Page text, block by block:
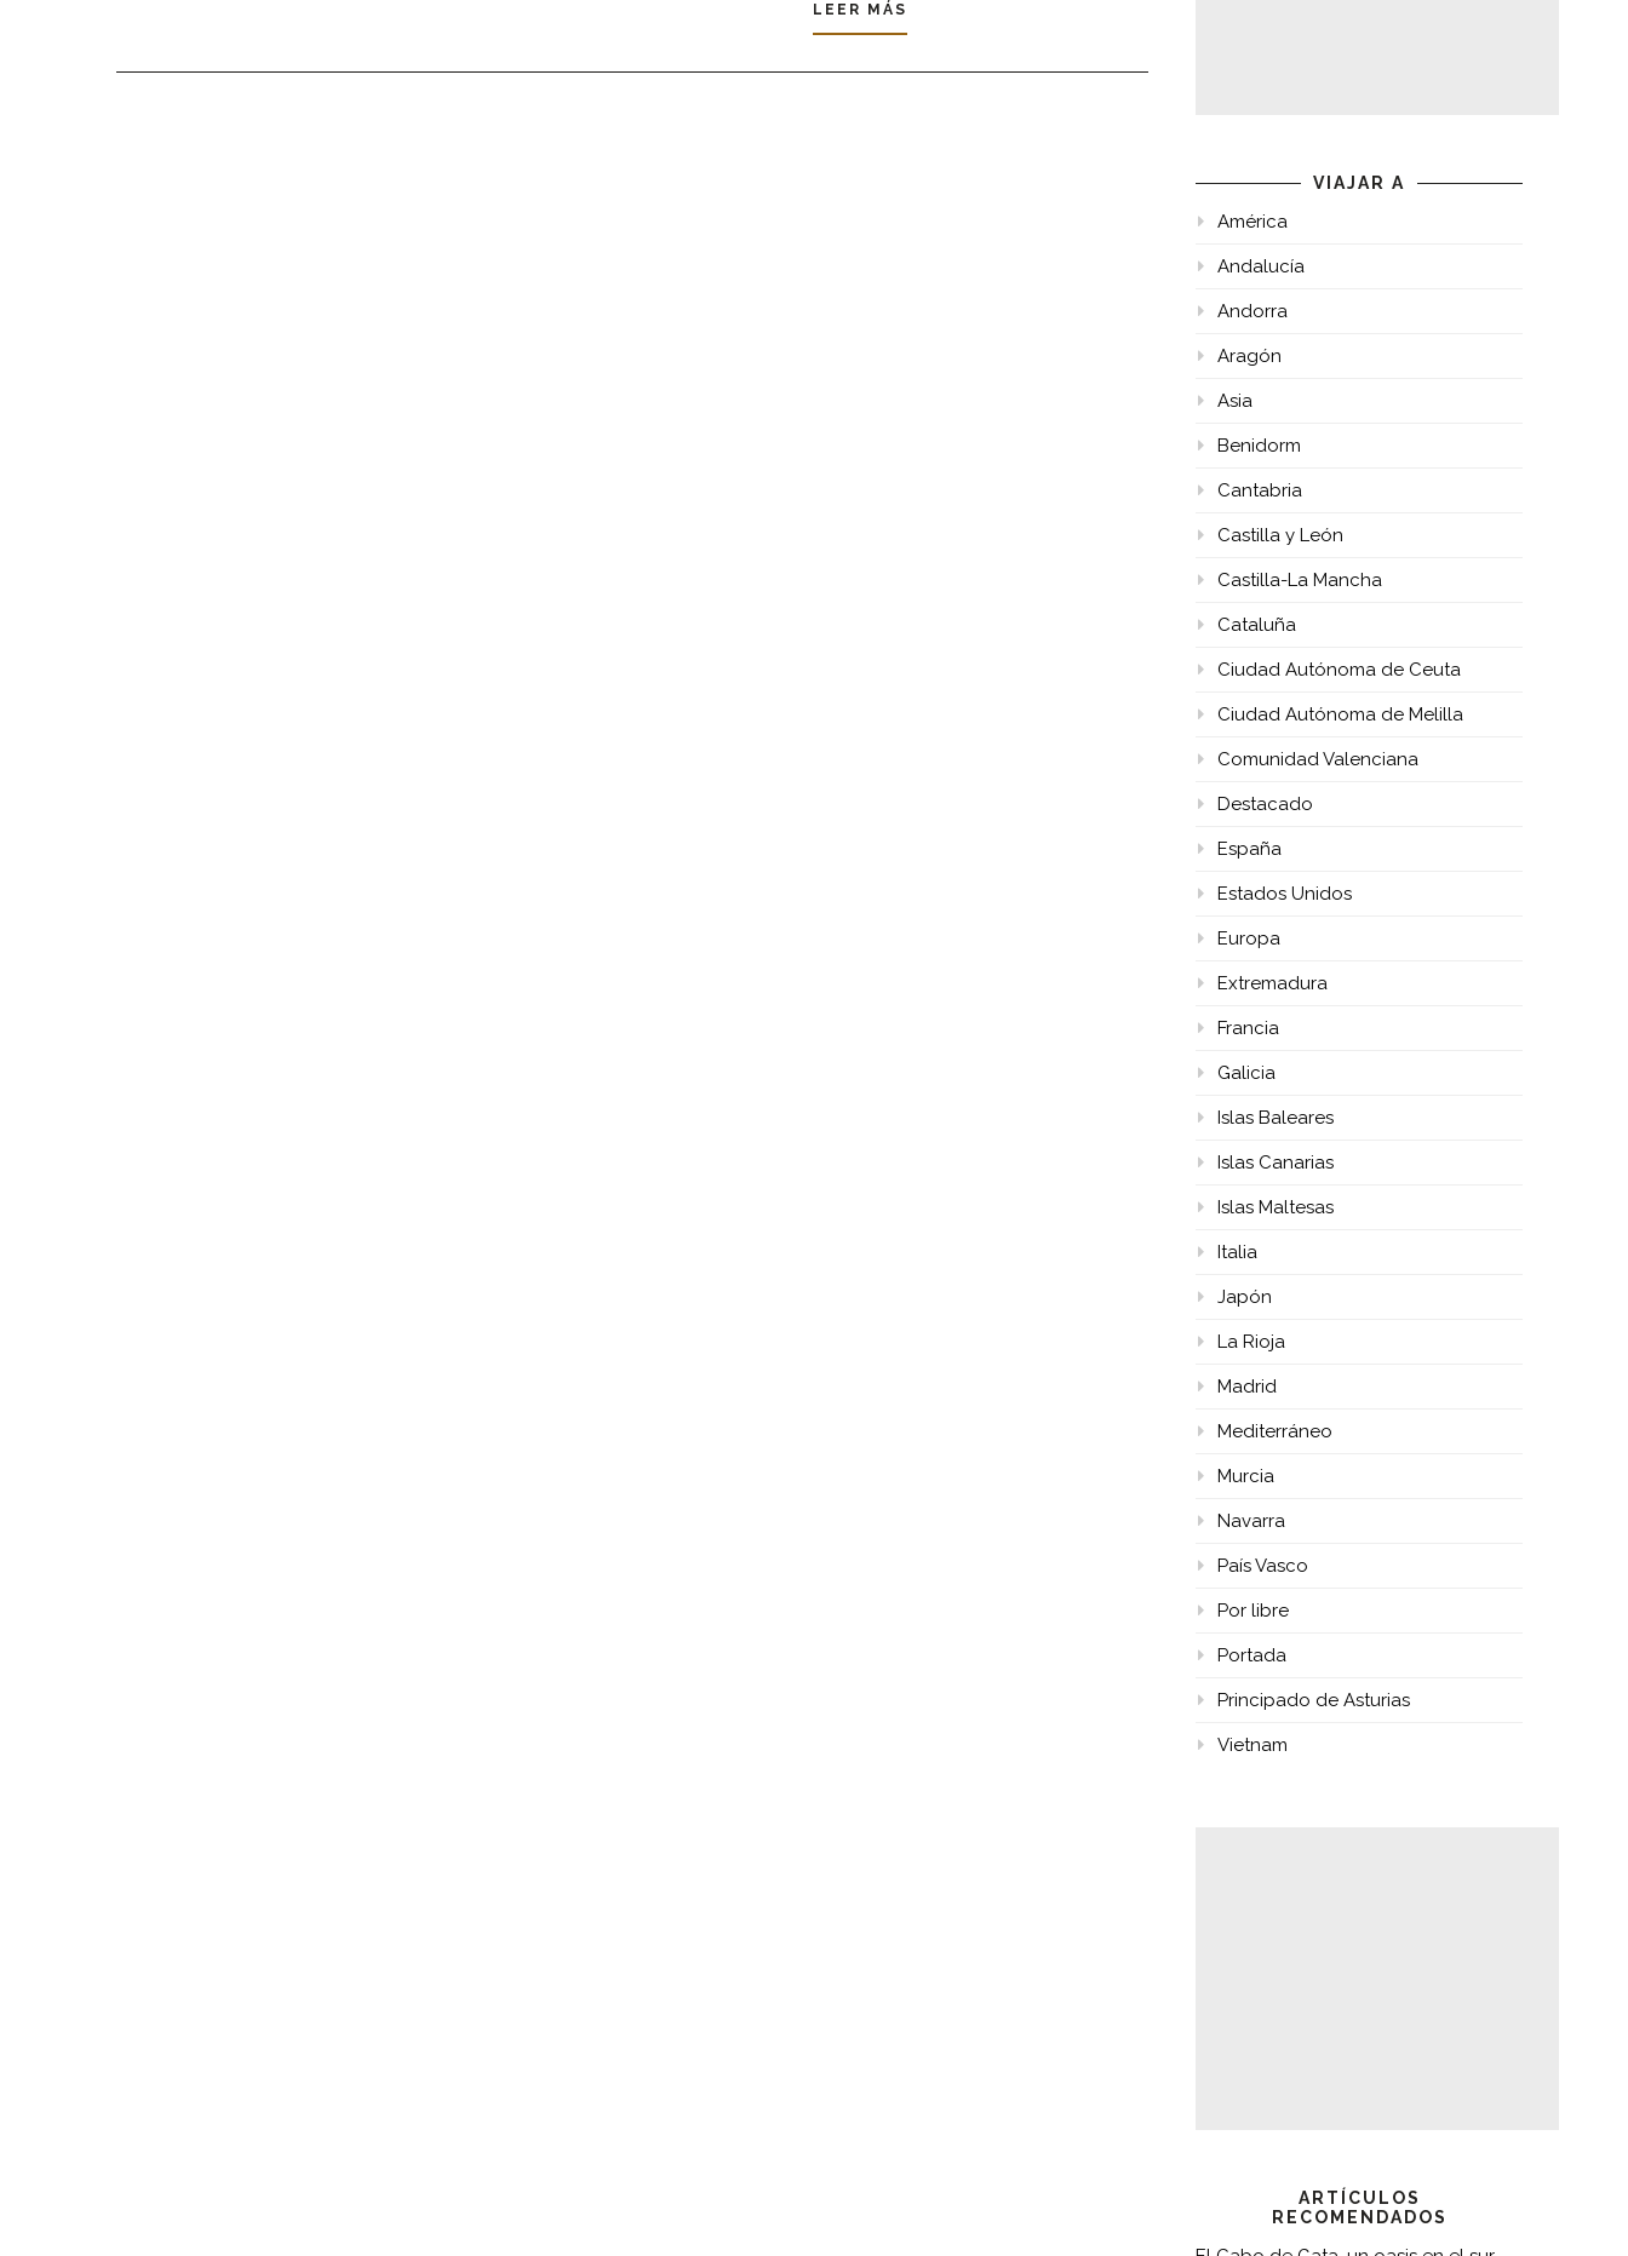
LEER MÁS
VIAJAR A
América
Andalucía
Andorra
Aragón
Asia
Benidorm
Cantabria
Castilla y León
Castilla-La Mancha
Cataluña
Ciudad Autónoma de Ceuta
Ciudad Autónoma de Melilla
Comunidad Valenciana
Destacado
España
Estados Unidos
Europa
Extremadura
Francia
Galicia
Islas Baleares
Islas Canarias
Islas Maltesas
Italia
Japón
La Rioja
Madrid
Mediterráneo
Murcia
Navarra
País Vasco
Por libre
Portada
Principado de Asturias
Vietnam
ARTÍCULOS
RECOMENDADOS